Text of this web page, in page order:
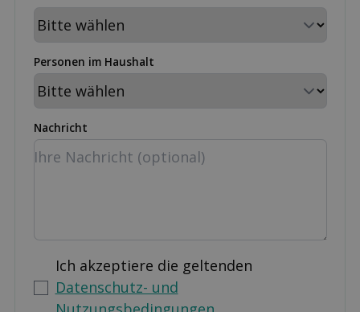
Personen im Haushalt
Nachricht
Ich akzeptiere die geltenden
Datenschutz- und